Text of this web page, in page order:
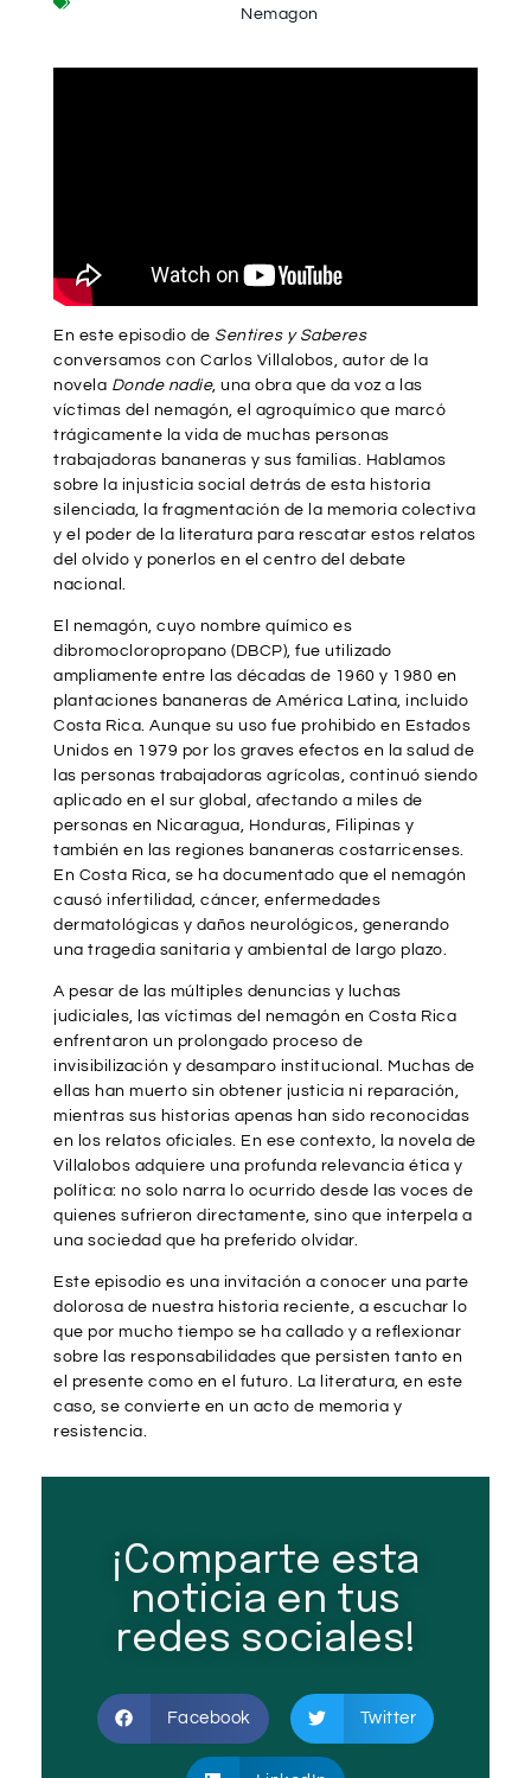
Nemagon
En este episodio de Sentires y Saberes
conversamos con Carlos Villalobos, autor de la
novela Donde nadie, una obra que da voz a las
víctimas del nemagón, el agroquímico que marcó
trágicamente la vida de muchas personas
trabajadoras bananeras y sus familias. Hablamos
sobre la injusticia social detrás de esta historia
silenciada, la fragmentación de la memoria colectiva
y el poder de la literatura para rescatar estos relatos
del olvido y ponerlos en el centro del debate
nacional.
El nemagón, cuyo nombre químico es
dibromocloropropano (DBCP), fue utilizado
ampliamente entre las décadas de 1960 y 1980 en
plantaciones bananeras de América Latina, incluido
Costa Rica. Aunque su uso fue prohibido en Estados
Unidos en 1979 por los graves efectos en la salud de
las personas trabajadoras agrícolas, continuó siendo
aplicado en el sur global, afectando a miles de
personas en Nicaragua, Honduras, Filipinas y
también en las regiones bananeras costarricenses.
En Costa Rica, se ha documentado que el nemagón
causó infertilidad, cáncer, enfermedades
dermatológicas y daños neurológicos, generando
una tragedia sanitaria y ambiental de largo plazo.
A pesar de las múltiples denuncias y luchas
judiciales, las víctimas del nemagón en Costa Rica
enfrentaron un prolongado proceso de
invisibilización y desamparo institucional. Muchas de
ellas han muerto sin obtener justicia ni reparación,
mientras sus historias apenas han sido reconocidas
en los relatos oficiales. En ese contexto, la novela de
Villalobos adquiere una profunda relevancia ética y
política: no solo narra lo ocurrido desde las voces de
quienes sufrieron directamente, sino que interpela a
una sociedad que ha preferido olvidar.
Este episodio es una invitación a conocer una parte
dolorosa de nuestra historia reciente, a escuchar lo
que por mucho tiempo se ha callado y a reflexionar
sobre las responsabilidades que persisten tanto en
el presente como en el futuro. La literatura, en este
caso, se convierte en un acto de memoria y
resistencia.
¡Comparte esta
noticia en tus
redes sociales!
Facebook Twitter